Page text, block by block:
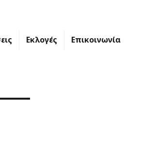
Εκλογές Επικοινωνία